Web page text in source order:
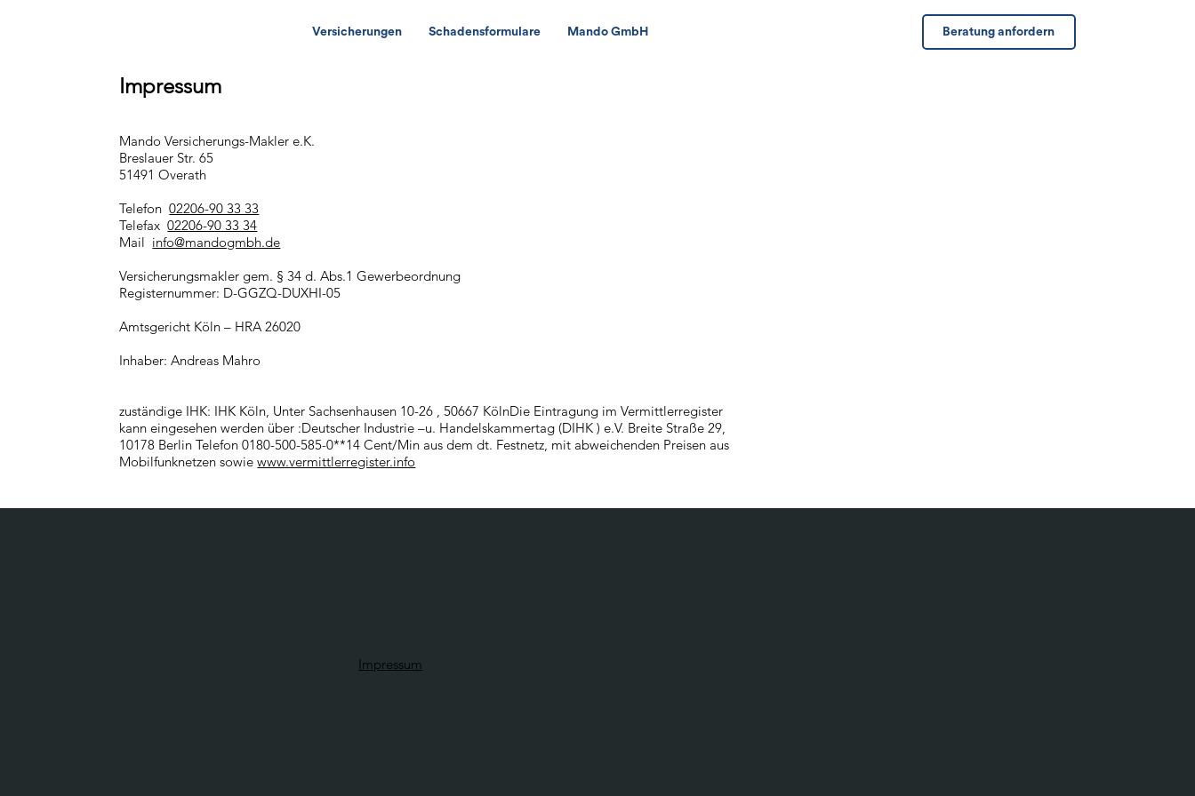
Beratung anfordern
Versicherungen Schadensformulare Mando GmbH
Impressum
Mando Versicherungs-Makler e.K.
Breslauer Str. 65
51491 Overath
Telefon02206-90 33 33
Telefax02206-90 33 34
Mail info@mandogmbh.de
Versicherungsmakler gem. § 34 d. Abs.1 Gewerbeordnung
Registernummer: D-GGZQ-DUXHI-05
Amtsgericht Köln – HRA 26020
Inhaber: Andreas Mahro
zuständige IHK: IHK Köln, Unter Sachsenhausen 10-26 , 50667 KölnDie Eintragung im Vermittlerregister
kann eingesehen werden über :Deutscher Industrie –u. Handelskammertag (DIHK ) e.V. Breite Straße 29,
10178 Berlin Telefon 0180-500-585-0**14 Cent/Min aus dem dt. Festnetz, mit abweichenden Preisen aus
Mobilfunknetzen sowiewww.vermittlerregister.info
Impressum